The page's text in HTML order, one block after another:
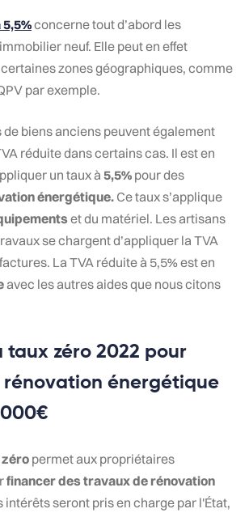
concerne tout d’abord les
neuf. Elle peut en effet
zones géographiques, comme
par exemple.
biens anciens peuvent également
réduite dans certains cas. Il est en
un taux à 5,5% pour des
énergétique. Ce taux s’applique
et du matériel. Les artisans
se chargent d’appliquer la TVA
La TVA réduite à 5,5% est en
avec les autres aides que nous citons
taux zéro 2022 pour
énergétique
000€
permet aux propriétaires
financer des travaux de rénovation
intérêts seront pris en charge par l'État,